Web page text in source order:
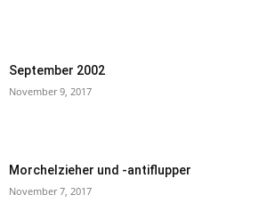
September 2002
November 9, 2017
Morchelzieher und -antiflupper
November 7, 2017